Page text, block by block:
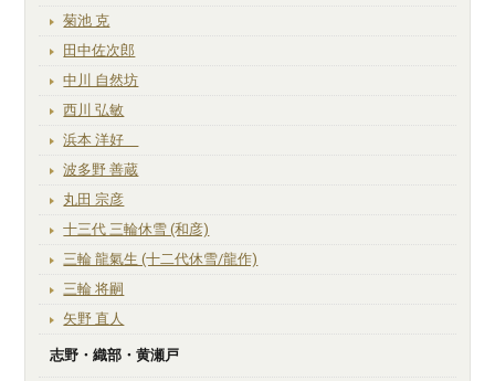
菊池 克
田中佐次郎
中川 自然坊
西川 弘敏
浜本 洋好
波多野 善蔵
丸田 宗彦
十三代 三輪休雪 (和彦)
三輪 龍氣生 (十二代休雪/龍作)
三輪 将嗣
矢野 直人
志野・織部・黄瀬戸